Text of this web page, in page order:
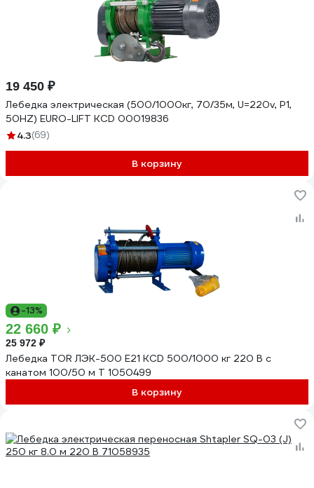
19 450 ₽
Лебедка электрическая (500/1000кг, 70/35м, U=220v, P1,
50HZ) EURO-LIFT KCD 00019836
4.3(69)
В корзину
-13%
22 660 ₽
25 972 ₽
Лебедка TOR ЛЭК-500 E21 KCD 500/1000 кг 220 В с
канатом 100/50 м T 1050499
В корзину